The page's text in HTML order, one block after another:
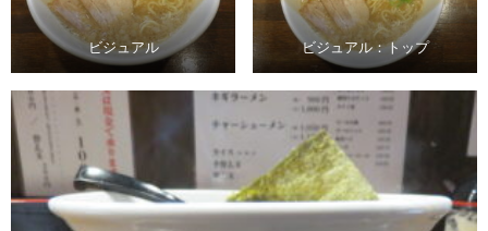
ビジュアル ビジュアル：トップ